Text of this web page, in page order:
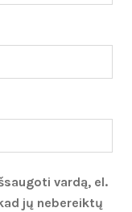
vardą, el.
jų nebereiktų